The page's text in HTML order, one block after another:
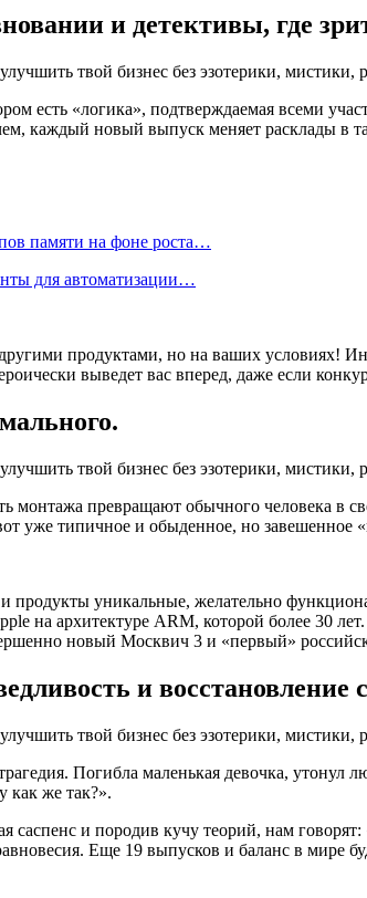
и детективы, где
есть «логика», подтверждаемая всеми
каждый новый выпуск меняет расклады в
памяти на фоне роста…
для автоматизации…
продуктами, но на ваших условиях!
выведет вас вперед, даже если
монтажа превращают обычного человека в
уже типичное и обыденное, но
продукты уникальные, желательно
на архитектуре ARM, которой более 30
новый Москвич 3 и «первый»
и восстановление
Погибла маленькая девочка, утонул
как же так?».
саспенс и породив кучу теорий, нам
Еще 19 выпусков и баланс в мире